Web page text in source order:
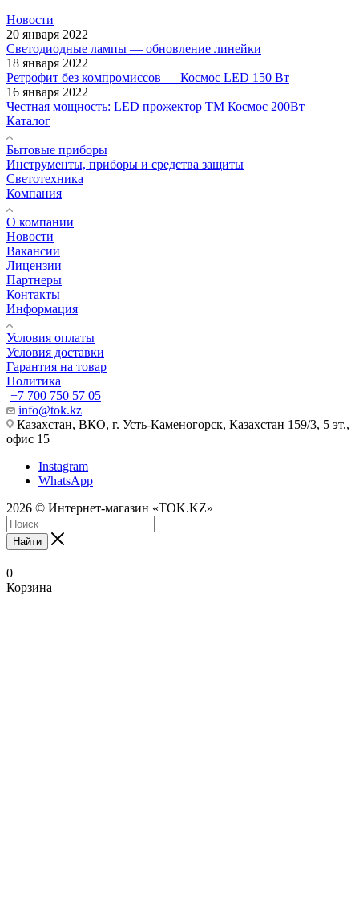
Новости
20 января 2022
Светодиодные лампы — обновление линейки
18 января 2022
Ретрофит без компромиссов — Космос LED 150 Вт
16 января 2022
Честная мощность: LED прожектор ТМ Космос 200Вт
Каталог
Бытовые приборы
Инструменты, приборы и средства защиты
Светотехника
Компания
О компании
Новости
Вакансии
Лицензии
Партнеры
Контакты
Информация
Условия оплаты
Условия доставки
Гарантия на товар
Политика
+7 700 750 57 05
info@tok.kz
Казахстан, ВКО, г. Усть-Каменогорск, Казахстан 159/3, 5 эт.,
офис 15
Instagram
WhatsApp
2026 © Интернет-магазин «TOK.KZ»
Найти
0
Корзина